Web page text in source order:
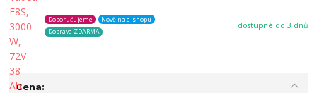
dostupné do 3 dnů
Doporučujeme
Nově na e-shopu
Doprava ZDARMA
Cena: